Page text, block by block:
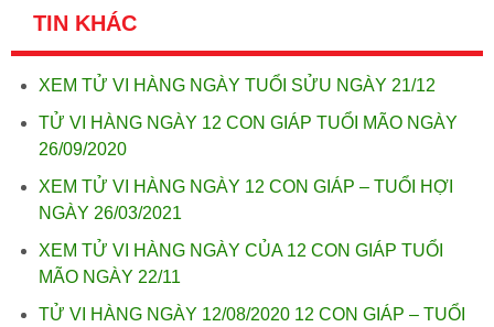
TIN KHÁC
XEM TỬ VI HÀNG NGÀY TUỔI SỬU NGÀY 21/12
TỬ VI HÀNG NGÀY 12 CON GIÁP TUỔI MÃO NGÀY
26/09/2020
XEM TỬ VI HÀNG NGÀY 12 CON GIÁP – TUỔI HỢI
NGÀY 26/03/2021
XEM TỬ VI HÀNG NGÀY CỦA 12 CON GIÁP TUỔI
MÃO NGÀY 22/11
TỬ VI HÀNG NGÀY 12/08/2020 12 CON GIÁP – TUỔI